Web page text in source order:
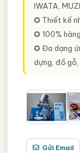
IWATA,
✪ Thiết kế
✪ 100%
✪ Đa dạng
dựng, đồ gỗ,
Gửi Email